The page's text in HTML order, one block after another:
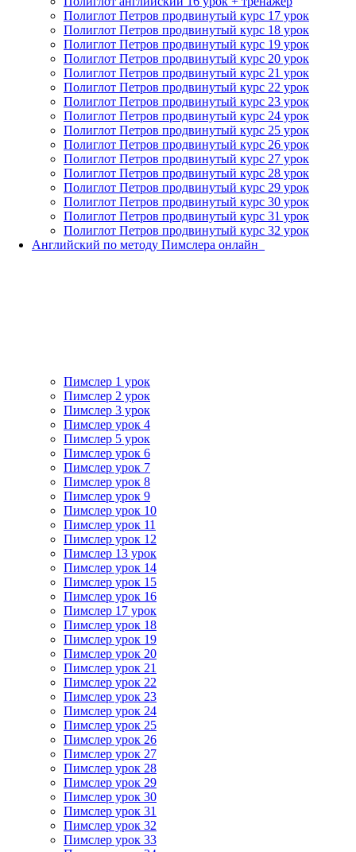
Полиглот Петров продвинутый курс 17 урок
Полиглот Петров продвинутый курс 18 урок
Полиглот Петров продвинутый курс 19 урок
Полиглот Петров продвинутый курс 20 урок
Полиглот Петров продвинутый курс 21 урок
Полиглот Петров продвинутый курс 22 урок
Полиглот Петров продвинутый курс 23 урок
Полиглот Петров продвинутый курс 24 урок
Полиглот Петров продвинутый курс 25 урок
Полиглот Петров продвинутый курс 26 урок
Полиглот Петров продвинутый курс 27 урок
Полиглот Петров продвинутый курс 28 урок
Полиглот Петров продвинутый курс 29 урок
Полиглот Петров продвинутый курс 30 урок
Полиглот Петров продвинутый курс 31 урок
Полиглот Петров продвинутый курс 32 урок
Английский по методу Пимслера онлайн_
Пимслер 1 урок
Пимслер 2 урок
Пимслер 3 урок
Пимслер урок 4
Пимслер 5 урок
Пимслер урок 6
Пимслер урок 7
Пимслер урок 8
Пимслер урок 9
Пимслер урок 10
Пимслер урок 11
Пимслер урок 12
Пимслер 13 урок
Пимслер урок 14
Пимслер урок 15
Пимслер урок 16
Пимслер 17 урок
Пимслер урок 18
Пимслер урок 19
Пимслер урок 20
Пимслер урок 21
Пимслер урок 22
Пимслер урок 23
Пимслер урок 24
Пимслер урок 25
Пимслер урок 26
Пимслер урок 27
Пимслер урок 28
Пимслер урок 29
Пимслер урок 30
Пимслер урок 31
Пимслер урок 32
Пимслер урок 33